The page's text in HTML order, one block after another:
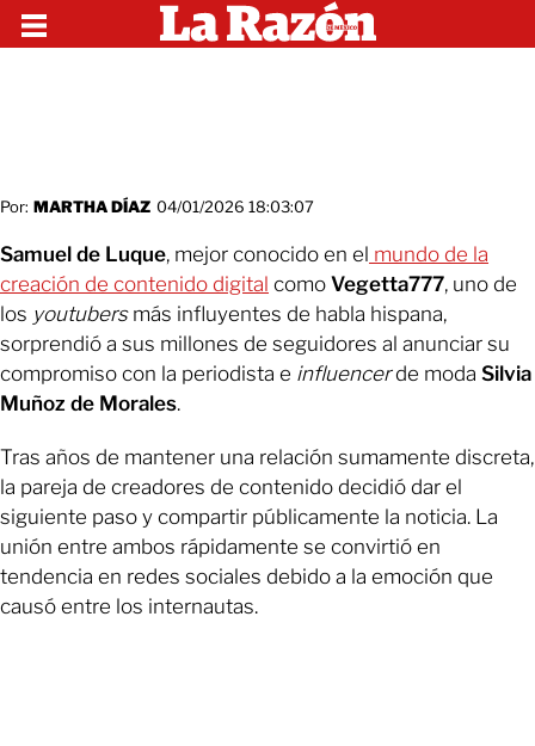
Por: MARTHA DÍAZ 04/01/2026 18:03:07
Samuel de Luque, mejor conocido en el mundo de la
creación de contenido digital como Vegetta777, uno de
los youtubers más influyentes de habla hispana,
sorprendió a sus millones de seguidores al anunciar su
compromiso con la periodista e influencerde moda Silvia
Muñoz de Morales.
Tras años de mantener una relación sumamente discreta,
la pareja de creadores de contenido decidió dar el
siguiente paso y compartir públicamente la noticia. La
unión entre ambos rápidamente se convirtió en
tendencia en redes sociales debido a la emoción que
causó entre los internautas.